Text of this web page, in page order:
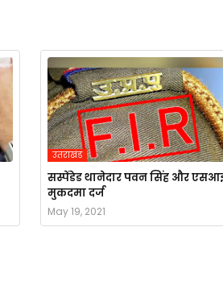
उतराखंड
सस्पेंडेड थानेदार पवन सिंह और
मुकदमा दर्ज
May 19, 2021